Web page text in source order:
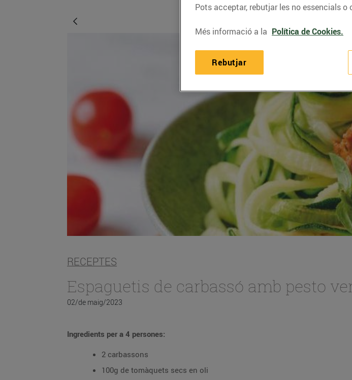
RECEPTES
Espaguetis de carbassó amb pesto
02/de maig/2023
Ingredients per a 4 persones:
2 carbassons
100g de tomàquets secs en oli
Pots acceptar, rebutjar les no essencials o
Més informació a la Política de Cookies.
Rebutjar